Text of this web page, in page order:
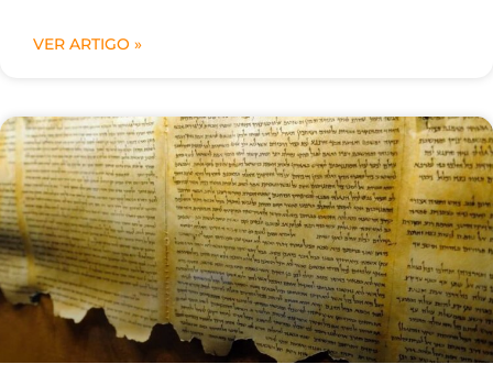
VER ARTIGO »